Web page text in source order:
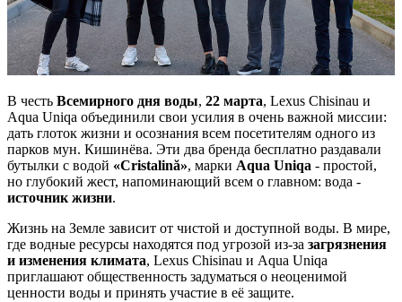
В честь Всемирного дня воды, 22 марта, Lexus Chisinau и
Aqua Uniqa объединили свои усилия в очень важной миссии:
дать глоток жизни и осознания всем посетителям одного из
парков мун. Кишинёва. Эти два бренда бесплатно раздавали
бутылки с водой «Cristalină», марки Aqua Uniqa - простой,
но глубокий жест, напоминающий всем о главном: вода -
источник жизни.
Жизнь на Земле зависит от чистой и доступной воды. В мире,
где водные ресурсы находятся под угрозой из-за загрязнения
и изменения климата, Lexus Chisinau и Aqua Uniqa
приглашают общественность задуматься о неоценимой
ценности воды и принять участие в её защите.